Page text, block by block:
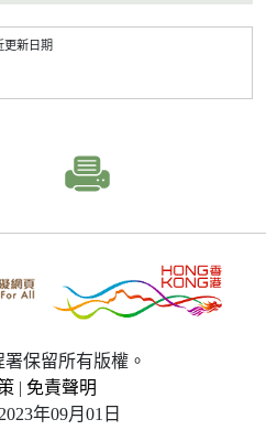
更新日期
保留所有版權。
| 免責聲明
年09月01日